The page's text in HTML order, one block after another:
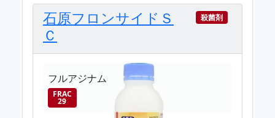
石原フロンサイドＳ
Ｃ
殺菌剤
フルアジナム
FRAC
29